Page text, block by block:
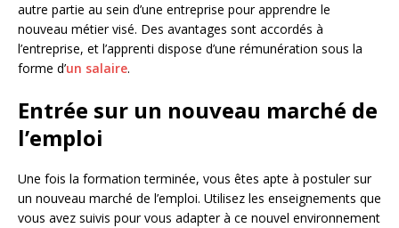
autre partie au sein d’une entreprise pour apprendre le
nouveau métier visé. Des avantages sont accordés à
l’entreprise, et l’apprenti dispose d’une rémunération sous la
forme d’un salaire.
Entrée sur un nouveau marché de
l’emploi
Une fois la formation terminée, vous êtes apte à postuler sur
un nouveau marché de l’emploi. Utilisez les enseignements que
vous avez suivis pour vous adapter à ce nouvel environnement